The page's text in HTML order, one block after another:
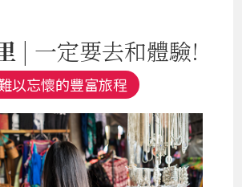
| 一定要去和體驗!
以忘懷的豐富旅程